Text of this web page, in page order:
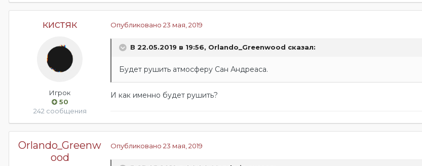
кистяк
Игрок
50
242 сообщения
Опубликовано 23 мая, 2019
В 22.05.2019 в 19:56, Orlando_Greenwood сказал:
Будет рушить атмосферу Сан Андреаса.
И как именно будет рушить?
Orlando_Greenw
ood
Опубликовано 23 мая, 2019